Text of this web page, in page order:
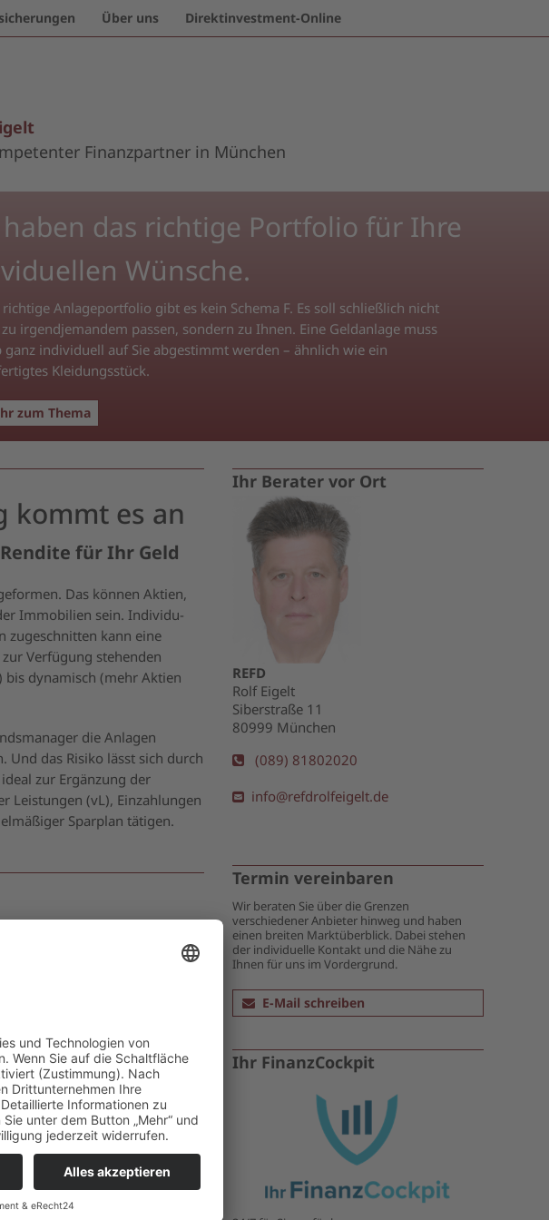
Über uns Direktinvestment-Online
Finanzpartner in München
das richtige Portfolio für Ihre
Wünsche.
richtige Anlageportfolio gibt es kein Schema F. Es soll schließlich nicht
irgendjemandem passen, sondern zu Ihnen. Eine Geldanlage muss
ganz individuell auf Sie abgestimmt werden – ähnlich wie ein
Kleidungsstück.
zum Thema
kommt es an
für Ihr Geld
Das können Aktien,
Immobilien sein. Individu-
zugeschnitten kann eine
Verfügung stehenden
dynamisch (mehr Aktien
die Anlagen
Und das Risiko lässt sich durch
zur Ergänzung der
Leistungen (vL), Einzahlungen
Sparplan tätigen.
Informieren Sie sich jetzt
Ihr Berater vor Ort
REFD
Rolf Eigelt
Siberstraße 11
80999 München
(089) 81802020
info@refdrolfeigelt.de
Termin vereinbaren
Wir beraten Sie über die Grenzen
verschiedener Anbieter hinweg und haben
einen breiten Marktüberblick. Dabei stehen
der individuelle Kontakt und die Nähe zu
Ihnen für uns im Vordergrund.
E-Mail schreiben
Ihr FinanzCockpit